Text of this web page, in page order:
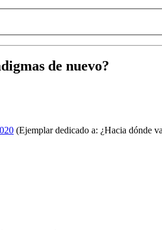
de nuevo?
(Ejemplar dedicado a: ¿Hacia dónde